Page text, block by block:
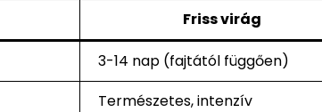
Friss virág
3-14 nap (fajtától függően)
Természetes, intenzív